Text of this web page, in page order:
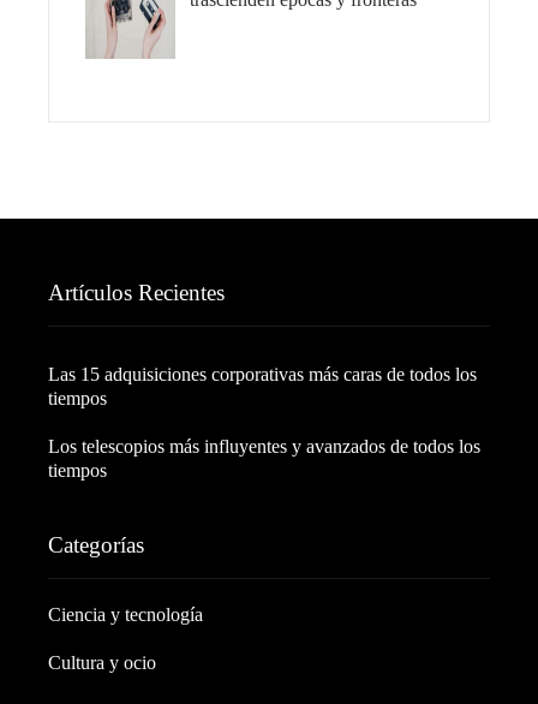
Artículos Recientes
Las 15 adquisiciones corporativas más caras de todos los
tiempos
Los telescopios más influyentes y avanzados de todos los
tiempos
Categorías
Ciencia y tecnología
Cultura y ocio